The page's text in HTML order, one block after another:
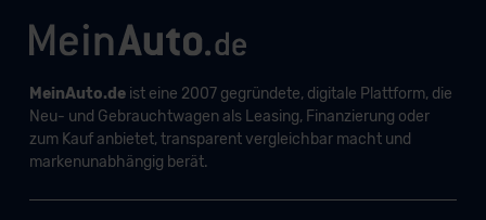
MeinAuto.deist eine 2007 gegründete, digitale Plattform, die
Neu- und Gebrauchtwagen als Leasing, Finanzierung oder
zum Kauf anbietet, transparent vergleichbar macht und
markenunabhängig berät.